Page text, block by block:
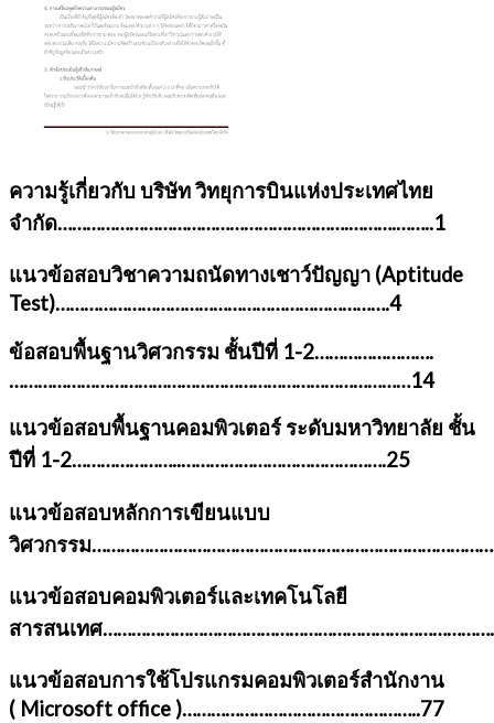
ความรู้เกี่ยวกับ บริษัท วิทยุการบินแห่งประเทศไทย
จำกัด…………………………………………………….……….……..1
แนวข้อสอบวิชาความถนัดทางเชาว์ปัญญา (Aptitude
Test)…………………………………………………………….4
ข้อสอบพื้นฐานวิศวกรรม ชั้นปีที่ 1-2…………………….
…………………………………………………………………………14
แนวข้อสอบพื้นฐานคอมพิวเตอร์ ระดับมหาวิทยาลัย ชั้น
ปีที่ 1-2…………………..…………………………………….25
แนวข้อสอบหลักการเขียนแบบ
วิศวกรรม
แนวข้อสอบคอมพิวเตอร์และเทคโนโลยี
สารสนเทศ
แนวข้อสอบการใช้โปรแกรมคอมพิวเตอร์สำนักงาน
( Microsoft office )…………………………………………..77